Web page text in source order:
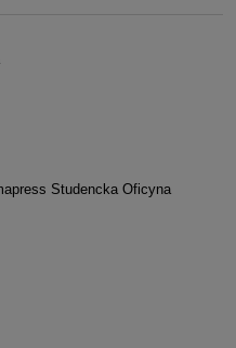
Studencka Oficyna